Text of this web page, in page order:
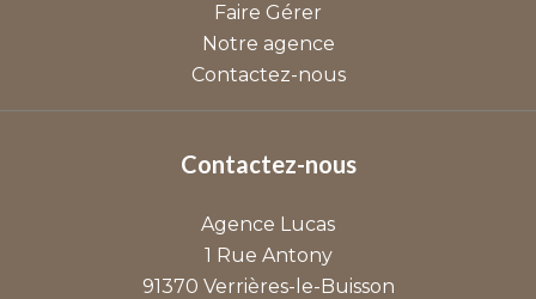
Faire Gérer
Notre agence
Contactez-nous
Contactez-nous
Agence Lucas
1 Rue Antony
91370 Verrières-le-Buisson